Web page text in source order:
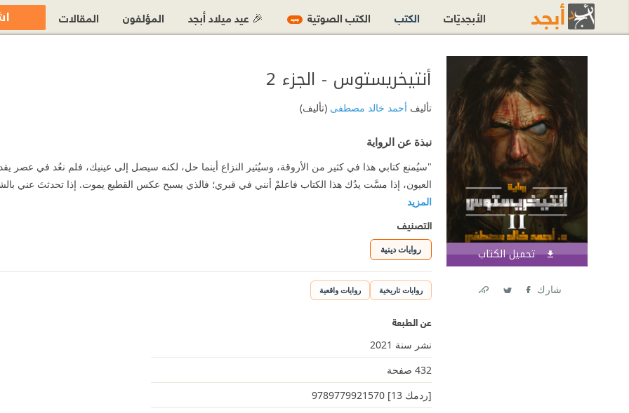
تحميل الكتاب اشترك الآن
شارك
أنتيخريستوس - الجزء 2
تأليف أحمد خالد مصطفى(تأليف)
نبذة عن الرواية
"سيُمنع كتابي هذا في كثير من الأروقة، وسيُثير النزاع أينما حل، لكنه سيصل إلى عينيك، فلم ‏نعُد في عصر
العيون، إذا مسَّت يدُك هذا الكتاب ‏فاعلمْ أنني في قبري؛ فالذي يسبح عكس القطيع يموت. إذا تحدثتَ عني
المزيد
التصنيف
روايات دينية
روايات تاريخية روايات واقعية
عن الطبعة
نشر سنة 2021
432 صفحة
[ردمك 13] 9789779921570
الأبجديّات الكتب الكتب الصوتية جديد 🎉 عيد ميلاد أبجد المؤلفون المقالات